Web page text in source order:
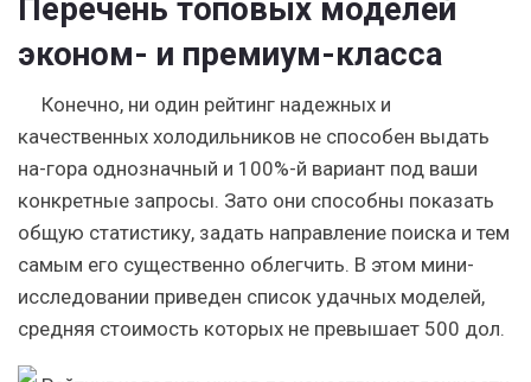
Перечень топовых моделей
эконом- и премиум-класса
Конечно, ни один рейтинг надежных и
качественных холодильников не способен выдать
на-гора однозначный и 100%-й вариант под ваши
конкретные запросы. Зато они способны показать
общую статистику, задать направление поиска и тем
самым его существенно облегчить. В этом мини-
исследовании приведен список удачных моделей,
средняя стоимость которых не превышает 500 дол.